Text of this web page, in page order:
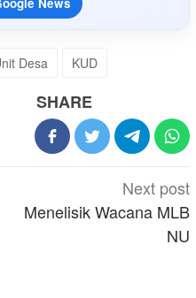
Desa KUD
SHARE
Next post
Menelisik Wacana MLB
NU